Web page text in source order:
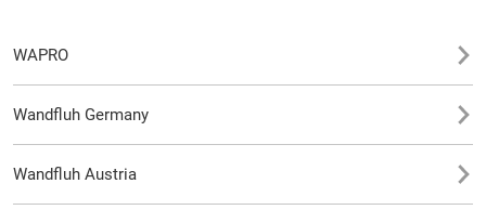
WAPRO
Wandfluh Germany
Wandfluh Austria